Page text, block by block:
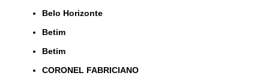
Belo Horizonte
Betim
Betim
CORONEL FABRICIANO